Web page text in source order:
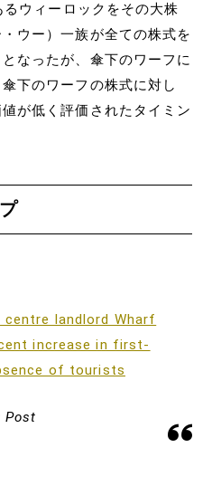
ウィーロックをその大株
ウー）一族が全ての株式を
なったが、傘下のワーフに
下のワーフの株式に対し
が低く評価されたタイミン
centre landlord Wharf
increase in first-
of tourists
Post